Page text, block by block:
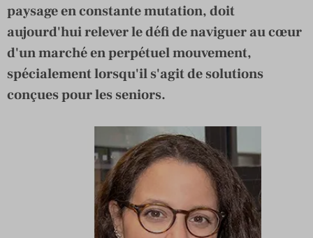
paysage en constante mutation, doit
aujourd'hui relever le défi de naviguer au cœur
d'un marché en perpétuel mouvement,
spécialement lorsqu'il s'agit de solutions
conçues pour les seniors.